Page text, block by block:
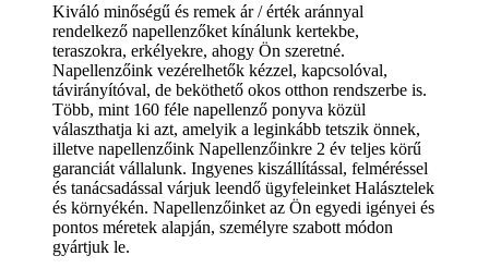
Kiváló minőségű és remek ár / érték aránnyal
rendelkező napellenzőket kínálunk kertekbe,
teraszokra, erkélyekre, ahogy Ön szeretné.
Napellenzőink vezérelhetők kézzel, kapcsolóval,
távirányítóval, de beköthető okos otthon rendszerbe is.
Több, mint 160 féle napellenző ponyva közül
választhatja ki azt, amelyik a leginkább tetszik önnek,
illetve napellenzőink Napellenzőinkre 2 év teljes körű
garanciát vállalunk. Ingyenes kiszállítással, felméréssel
és tanácsadással várjuk leendő ügyfeleinket Halásztelek
és környékén. Napellenzőinket az Ön egyedi igényei és
pontos méretek alapján, személyre szabott módon
gyártjuk le.